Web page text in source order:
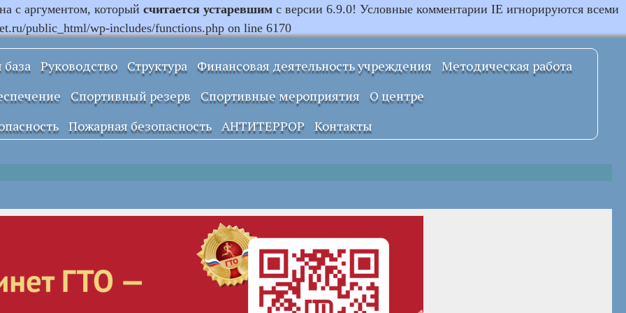
с аргументом, который считается устаревшим с версии 6.9.0! Условные комментарии IE игнорируются всеми
public_html/wp-includes/functions.php on line 6170
Руководство Структура
Финансовая деятельность учреждения
Информация о
закупках и заказах
Методическая работа
Спортивный резерв Спортивные мероприятия
О центре
УСТАВ
Пожарная безопасность АНТИТЕРРОР Контакты